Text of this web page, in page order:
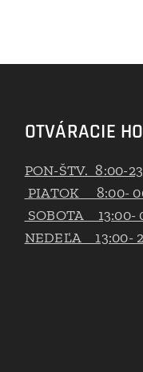
OTVÁRACIE
PON-ŠTV. 8:00-
PIATOK 8:00-
SOBOTA
NEDEĽA 13:00-